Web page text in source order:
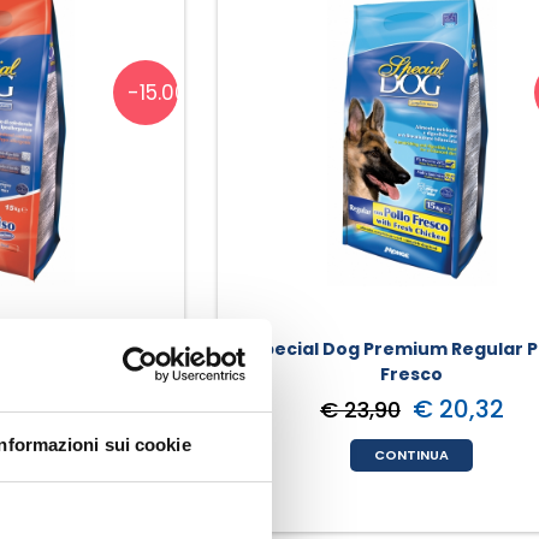
sui cookie
-15.00%
Agnello E Riso
24,65
Special Dog Premium Regular
Fresco
€ 23,90 € 20,32
CONTINUA